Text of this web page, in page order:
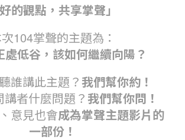
好的觀點，共享掌聲」
104掌聲的主題為：
處低谷，該如何繼續向陽？
誰講此主題？ 我們幫你約！
者什麼問題？ 我們幫你問！
意見也會成為掌聲主題影片的
一部份！